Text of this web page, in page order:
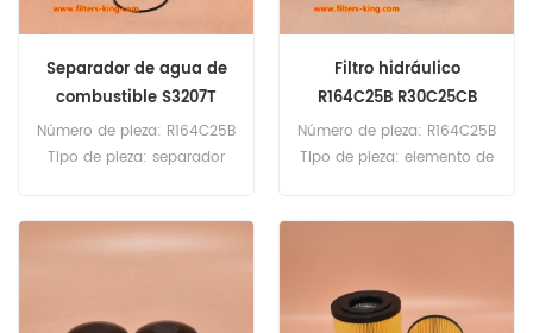
Separador de agua de
combustible S3207T
Número de pieza: R164C25B
Tipo de pieza: separador
Racor MOQ: 60pcs
Filtro hidráulico
R164C25B R30C25CB
Número de pieza: R164C25B
Tipo de pieza: elemento de